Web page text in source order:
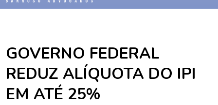
GOVERNO FEDERAL
REDUZ ALÍQUOTA DO IPI
EM ATÉ 25%